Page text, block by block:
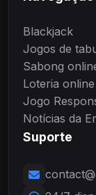
Blackjack
Jogos de
Sabong
Loteria online
Jogo
Notícias da
Suporte